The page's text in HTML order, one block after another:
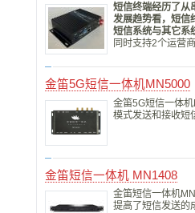
短信终端经历了
发展趋势看，短信
短信系统与其它系
同时支持2个运营
金笛5G短信一体机MN5000
金笛5G短信一体
模式发送和接收短
金笛短信一体机 MN1408
金笛短信一体机
提高了短信发送的